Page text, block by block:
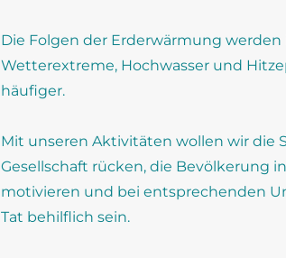
Die Folgen der Erderwärmung
Wetterextreme, Hochwasser und
häufiger.
Mit unseren Aktivitäten wollen wir die
Gesellschaft rücken, die Bevölkerung
motivieren und bei entsprechenden
Tat behilflich sein.